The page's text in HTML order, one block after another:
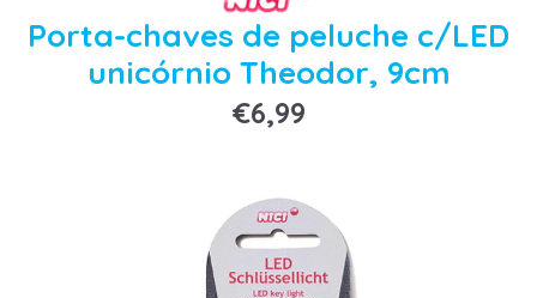
Porta-chaves de peluche c/LED
unicórnio Theodor, 9cm
€6,99